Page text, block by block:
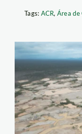
Tags: ACR, Área de
–